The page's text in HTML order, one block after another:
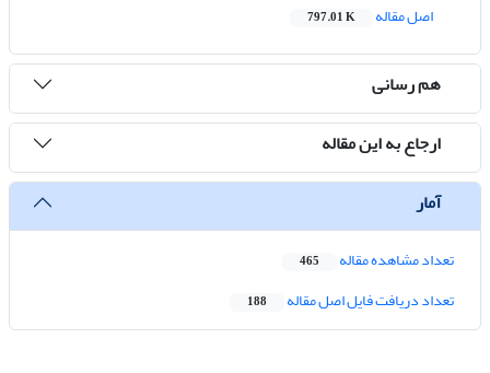
اصل مقاله
797.01 K
هم رسانی
ارجاع به این مقاله
آمار
تعداد مشاهده مقاله 465
تعداد دریافت فایل اصل مقاله 188